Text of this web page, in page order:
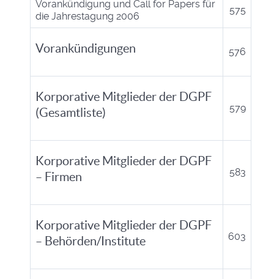
Vorankündigung und Call for Papers für
die Jahrestagung 2006
575
Vorankündigungen 576
Korporative Mitglieder der DGPF
(Gesamtliste)
579
Korporative Mitglieder der DGPF
– Firmen
583
Korporative Mitglieder der DGPF
– Behörden/Institute
603